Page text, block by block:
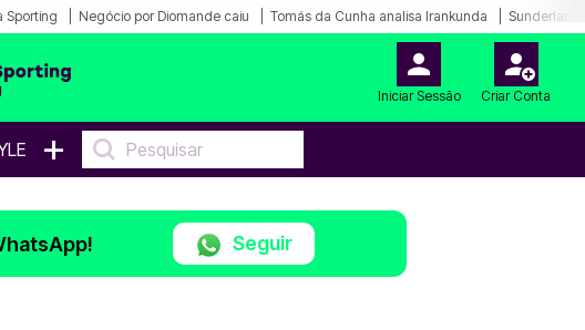
Sporting Negócio por Diomande caiu Tomás da Cunha analisa Irankunda Sunderland
Iniciar Sessão Criar Conta
+
Seguir